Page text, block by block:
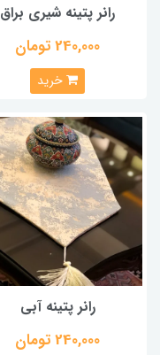
رانر پتینه شیری براق
240,000 تومان
خرید
رانر پتینه آبی
240,000 تومان